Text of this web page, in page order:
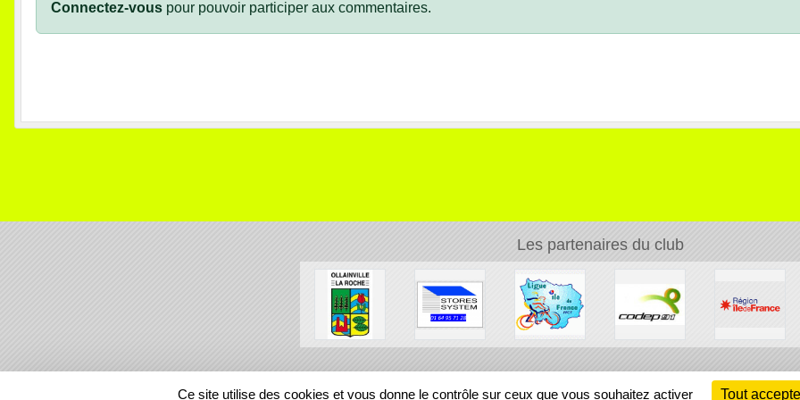
Connectez-vous pour pouvoir participer aux commentaires.
Les partenaires du club
REGIONS
Ce site utilise des cookies et vous donne le contrôle sur ceux que vous souhaitez activer Tout